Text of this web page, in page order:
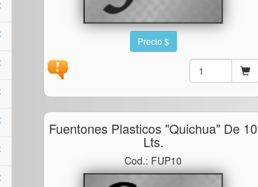
Precio $
Fuentones Plasticos "quichua" De 10
Lts.
Cod.: FUP10